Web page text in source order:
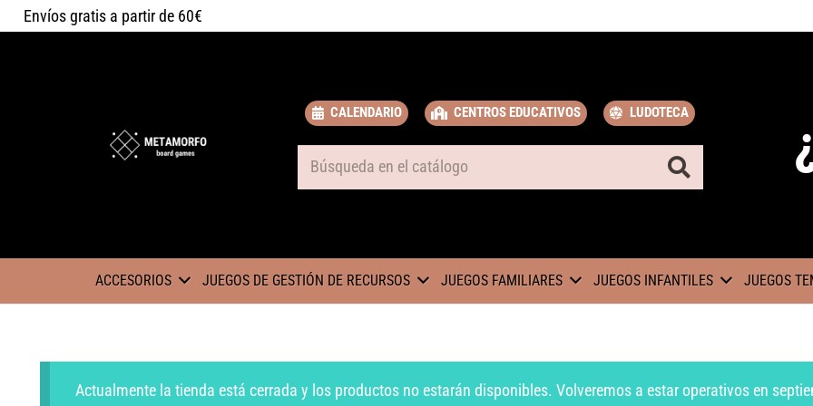
Envíos gratis a partir de 60€
CALENDARIO CENTROS EDUCATIVOS LUDOTECA
ACCESORIOS JUEGOS DE GESTIÓN DE RECURSOS JUEGOS FAMILIARES JUEGOS INFANTILES JUEGOS
Actualmente la tienda está cerrada y los productos no estarán disponibles. Volveremos a estar operativos en